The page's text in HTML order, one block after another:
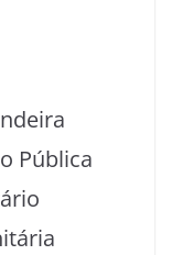
Pública